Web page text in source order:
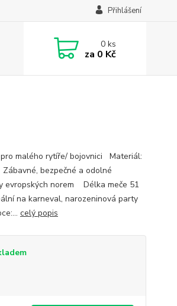
Přihlášení
0ks
za 0 Kč
malého rytíře/ bojovnici Materiál:
bezpečné a odolné
evropských norem Délka meče 51
na karneval, narozeninová party
celý popis